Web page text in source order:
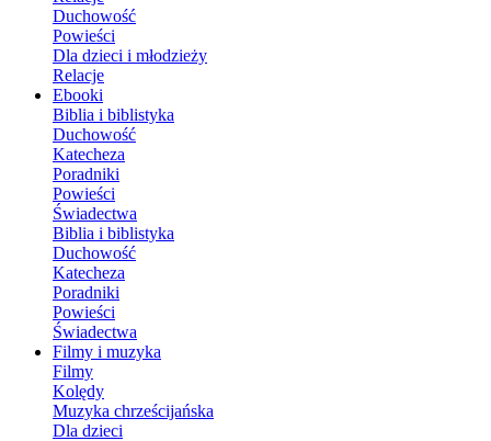
Duchowość
Powieści
Dla dzieci i młodzieży
Relacje
Ebooki
Biblia i biblistyka
Duchowość
Katecheza
Poradniki
Powieści
Świadectwa
Biblia i biblistyka
Duchowość
Katecheza
Poradniki
Powieści
Świadectwa
Filmy i muzyka
Filmy
Kolędy
Muzyka chrześcijańska
Dla dzieci